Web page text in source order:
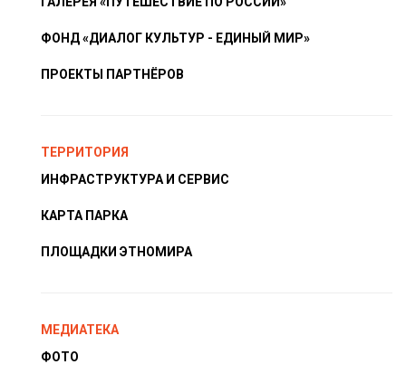
ФОНД «ДИАЛОГ КУЛЬТУР - ЕДИНЫЙ МИР»
ПРОЕКТЫ ПАРТНЁРОВ
ТЕРРИТОРИЯ
ИНФРАСТРУКТУРА И СЕРВИС
КАРТА ПАРКА
ПЛОЩАДКИ ЭТНОМИРА
МЕДИАТЕКА
ФОТО